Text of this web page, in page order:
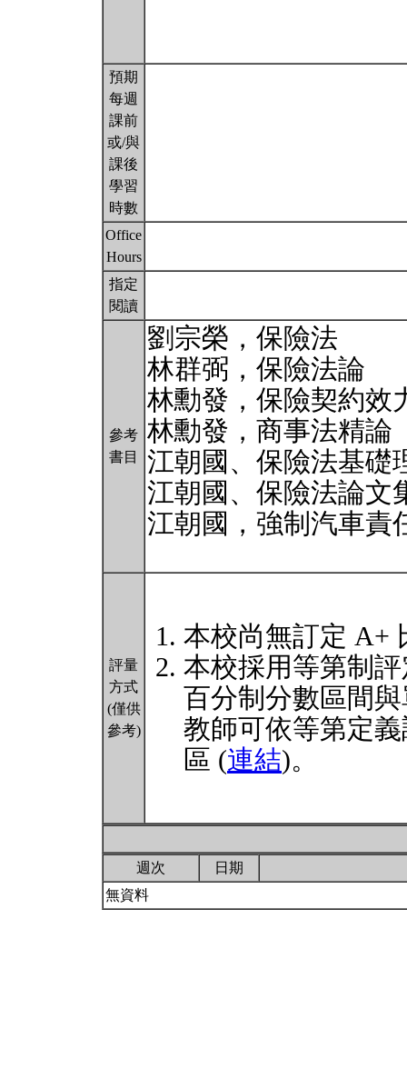
預期
每週
課前
或/與
課後
學習
時數
Office
Hours
指定
閱讀
參考
書目
劉宗榮，保險法
林群弼，保險法論
林勳發，保險契約效
林勳發，商事法精論
江朝國、保險法基礎
江朝國、保險法論文
江朝國，強制汽車責
評量
方式
(僅供
參考)
本校尚無訂定 A+
本校採用等第制
百分制分數區間
教師可依等第定
區 (連結)。
週次
日期
無資料